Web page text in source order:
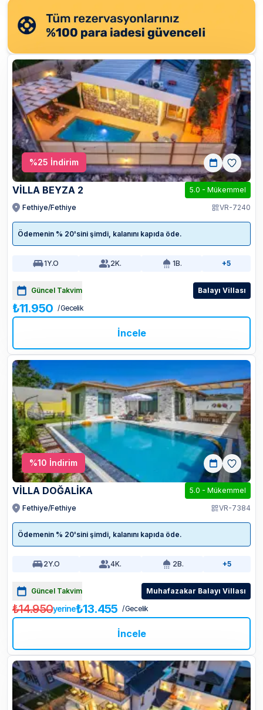
%25 İndirim
VİLLA BEYZA 2 5.0 - Mükemmel
Fethiye/Fethiye
VR-7240
Ödemenin % 20'sini şimdi, kalanını kapıda öde.
1Y.O 2K. 1B. +5
Güncel Takvim Balayı Villası
₺11.950 / Gecelik
İncele
%10 İndirim
VİLLA DOĞALİKA 5.0 - Mükemmel
Fethiye/Fethiye
VR-7384
Ödemenin % 20'sini şimdi, kalanını kapıda öde.
2Y.O 4K. 2B. +5
Güncel Takvim Muhafazakar Balayı Villası
₺14.950yerine₺13.455 / Gecelik
İncele